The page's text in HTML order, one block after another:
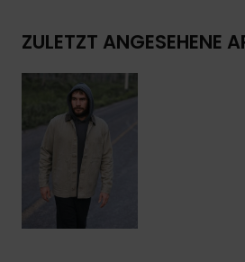
ZULETZT ANGESEHENE